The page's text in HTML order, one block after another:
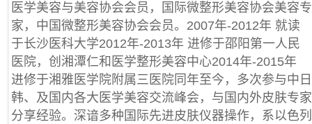
医学美容与美容协会会员，国际微整形美容协会美容专
家，中国微整形美容协会会员。2007年-2012年 就读
于长沙医科大学2012年-2013年 进修于邵阳第一人民
医院，创湘潭仁和医学整形美容中心2014年-2015年
进修于湘雅医学院附属三医院同年至今，多次参与中日
韩、及国内各大医学美容交流峰会，与国内外皮肤专家
分享经验。深谙多种国际先进皮肤仪器操作，系以色列